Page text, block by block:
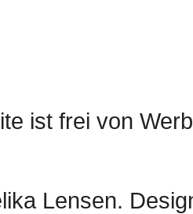
ist frei von
Lensen.